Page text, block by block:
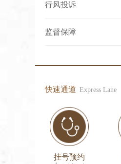
行风投诉
监督保障
快速通道 Express Lane
挂号预约